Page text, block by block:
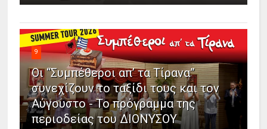
9
Οι “Συμπέθεροι απ’ τα Τίρανα”
συνεχίζουν το ταξίδι τους και τον
Αύγουστο - Το πρόγραμμα της
περιοδείας του ΔΙΟΝΥΣΟΥ